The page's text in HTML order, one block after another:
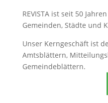
REVISTA ist seit 50
Gemeinden, Städte und
Unser Kerngeschäft ist
Amtsblättern,
Gemeindeblättern.